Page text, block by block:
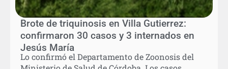
Brote de triquinosis en Villa Gutierrez:
confirmaron 30 casos y 3 internados en
Jesús María
Lo confirmó el Departamento de Zoonosis del